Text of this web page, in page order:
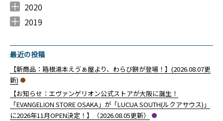
2020
2020年12月 （
2020年11月 （
2020年10月 （
2020年9月 （
2020年8月 （
2020年7月 （
2020年6月 （
2020年5月 （
2020年4月 （
2020年3月 （
2020年2月 （
2020年1月 （
2019
最近の投稿
【新商品：箱根湯本えゔぁ屋より、わらび餅が登場！】(2026.08.07更
新)
【お知らせ：エヴァンゲリオン公式ストアが大阪に誕生！
「EVANGELION STORE OSAKA」が「LUCUA SOUTH(ルクアサウス)」
に2026年11月OPEN決定！】（2026.08.05更新）